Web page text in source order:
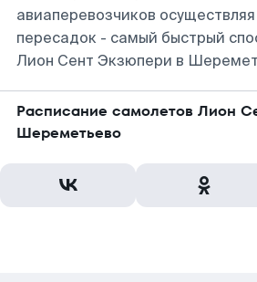
авиаперевозчиков
пересадок - самый быстрый
Лион Сент Экзюпери в
Расписание самолетов Лион
Шереметьево